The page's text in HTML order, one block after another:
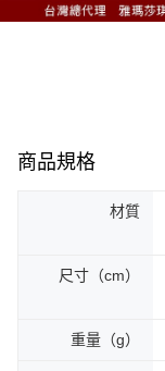
商品規格
材質
尺寸（cm）
重量（g）